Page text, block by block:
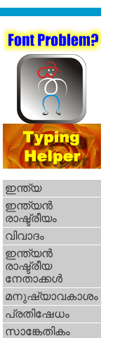
ഇന്ത്യ
ഇന്ത്യന്‍
രാഷ്ട്രീയം
വിവാദം
ഇന്ത്യന്‍
രാഷ്ട്രീയ
നേതാക്കള്‍
മനുഷ്യാവകാശം
പ്രതിഷേധം
സാങ്കേതികം